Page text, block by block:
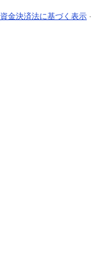
資金決済法に基づく表示 -